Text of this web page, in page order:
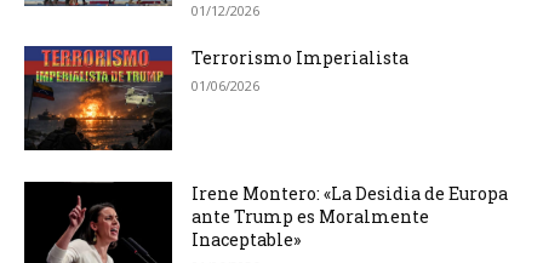
01/12/2026
Terrorismo Imperialista
01/06/2026
Irene Montero: «La Desidia de Europa
ante Trump es Moralmente
Inaceptable»